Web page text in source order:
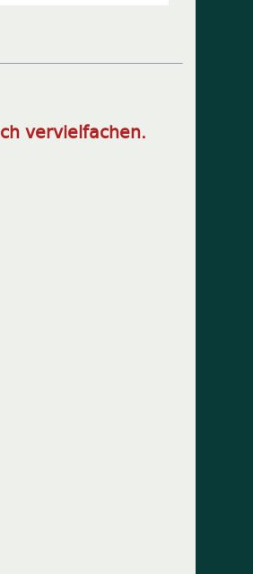
vervielfachen.